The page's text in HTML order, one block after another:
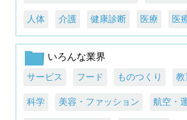
人体 介護 健康診断 医療 医
いろんな業界
サービス フード ものつくり 教
科学 美容・ファッション 航空・